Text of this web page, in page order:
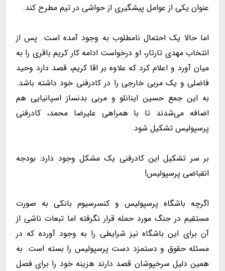
عنوان یکی از عوامل پیشگیری از حواشی در تیم مطرح کند.
اما حالا یک احتمال نامطلوب به وجود آمده است. پس از
انتخاب مهدی تارتار، او درخواست ادامه کار کریم باقری را به
میان آورد و اعلام کرد که علاوه بر اقا کریم، قصد دارد وحید
فاضلی و یک مربی خارجی را در کادرفنی خود داشته باشد.
به این جمع حسین اینانلو و مربی بدنساز اسپانیایی هم
اضافه می‌شدند تا با همراهی علیرضا محمد، کادرفنی
پرسپولیس تشکیل شود.
بر سر تشکیل این کادرفنی یک مشکل وجود دارد: بودجه
انقباضی پرسپولیس!
اگرچه باشگاه پرسپولیس و کنسرسیوم بانکی به صورت
مستقیم در جنگ مورد حمله قرار نگرفته اما تبعات ناشی از
آن برای این باشگاه نیز شرایطی را به وجود آورده که در
مسئله حقوق و دستمزد دست پرسپولیس را بسته است. به
همین دلیل سرخپوشان قصد دارند هزینه خود را برای فصل